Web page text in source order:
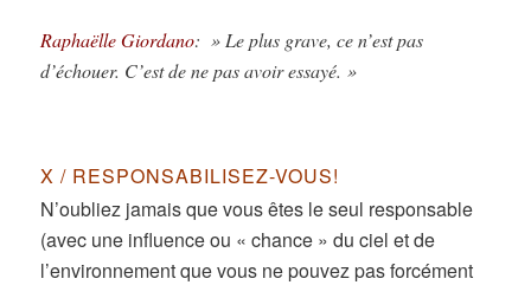
Raphaëlle Giordano: » Le plus grave, ce n’est pas
d’échouer. C’est de ne pas avoir essayé. »
X / RESPONSABILISEZ-VOUS!
N’oubliez jamais que vous êtes le seul responsable
(avec une influence ou « chance » du ciel et de
l’environnement que vous ne pouvez pas forcément